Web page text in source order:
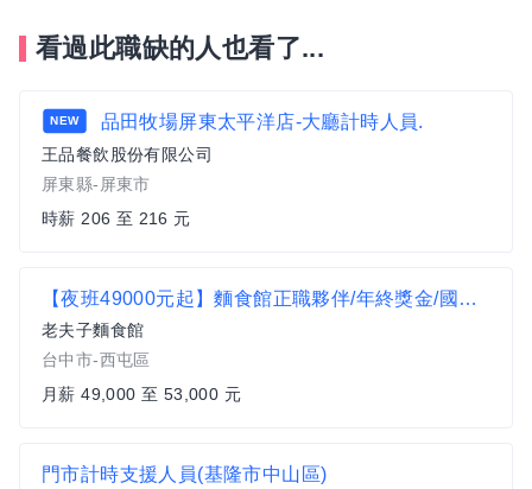
看過此職缺的人也看了...
NEW 品田牧場屏東太平洋店-大廳計時人員.
王品餐飲股份有限公司
屏東縣-屏東市
時薪 206 至 216 元
【夜班49000元起】麵食館正職夥伴/年終獎金/國外旅遊/無經驗可
老夫子麵食館
台中市-西屯區
月薪 49,000 至 53,000 元
門市計時支援人員(基隆市中山區)